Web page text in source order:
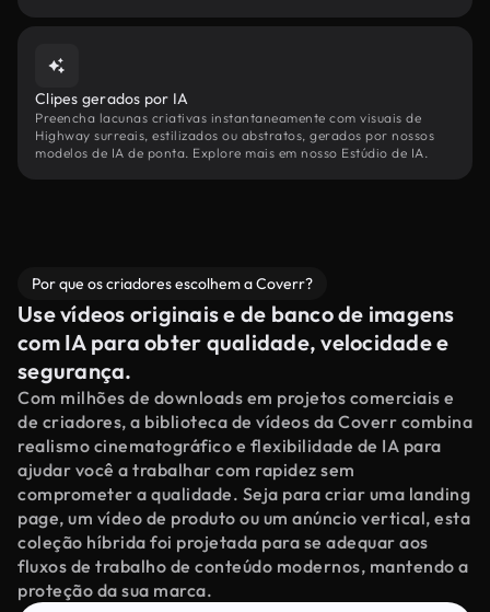
Clipes gerados por IA
Preencha lacunas criativas instantaneamente com visuais de
Highway surreais, estilizados ou abstratos, gerados por nossos
modelos de IA de ponta. Explore mais em nosso Estúdio de IA.
Por que os criadores escolhem a Coverr?
Use vídeos originais e de banco de imagens
com IA para obter qualidade, velocidade e
segurança.
Com milhões de downloads em projetos comerciais e
de criadores, a biblioteca de vídeos da Coverr combina
realismo cinematográfico e flexibilidade de IA para
ajudar você a trabalhar com rapidez sem
comprometer a qualidade. Seja para criar uma landing
page, um vídeo de produto ou um anúncio vertical, esta
coleção híbrida foi projetada para se adequar aos
fluxos de trabalho de conteúdo modernos, mantendo a
proteção da sua marca.